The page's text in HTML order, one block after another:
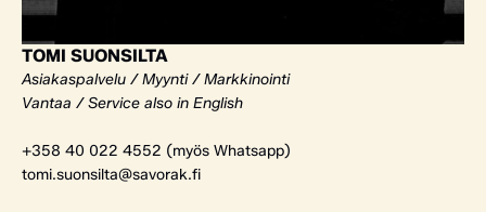
TOMI SUONSILTA
Asiakaspalvelu / Myynti / Markkinointi
Vantaa / Service also in English
+358 40 022 4552 (myös Whatsapp)
tomi.suonsilta@savorak.fi